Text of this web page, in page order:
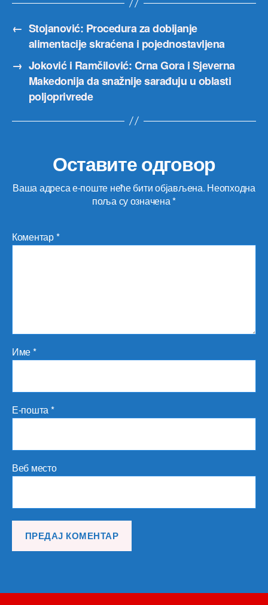
← Stojanović: Procedura za dobijanje
alimentacije skraćena i pojednostavljena
→ Joković i Ramčilović: Crna Gora i Sjeverna
Makedonija da snažnije sarađuju u oblasti
poljoprivrede
Оставите одговор
Ваша адреса е-поште неће бити објављена. Неопходна
поља су означена*
Коментар*
Име*
Е-пошта*
Веб место